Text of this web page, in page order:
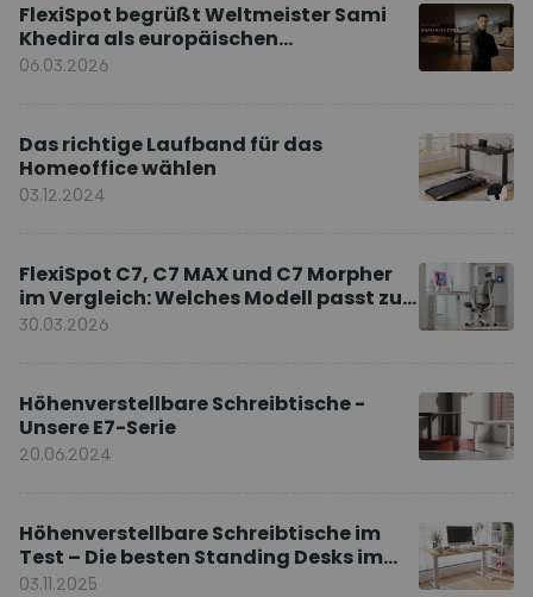
FlexiSpot begrüßt Weltmeister Sami
Khedira als europäischen
Markenbotschafter
06.03.2026
Das richtige Laufband für das
Homeoffice wählen
03.12.2024
FlexiSpot C7, C7 MAX und C7 Morpher
im Vergleich: Welches Modell passt zu
Ihnen?
30.03.2026
Höhenverstellbare Schreibtische -
Unsere E7-Serie
20.06.2024
Höhenverstellbare Schreibtische im
Test – Die besten Standing Desks im
Vergleich
03.11.2025